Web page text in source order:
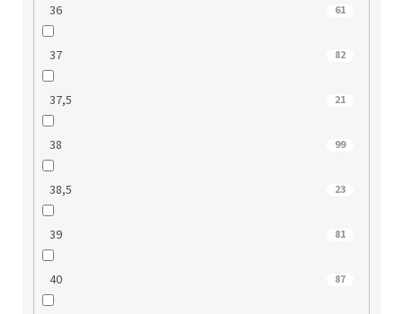
36 61
37 82
37,5 21
38 99
38,5 23
39 81
40 87